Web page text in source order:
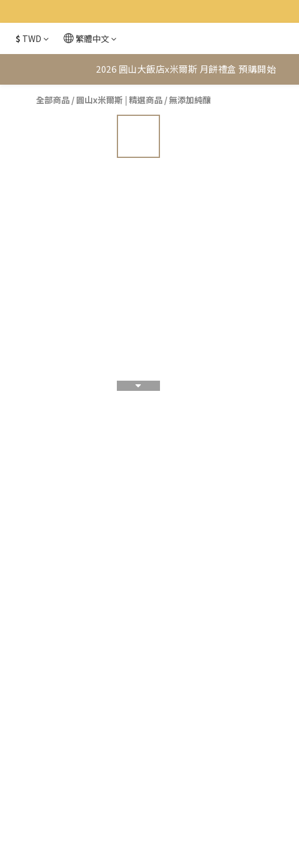
$ TWD 繁體中文
2026 圓山大飯店x米爾斯 月餅禮盒 預購開始
全部商品 / 圓山x米爾斯 | 精選商品 /無添加純釀